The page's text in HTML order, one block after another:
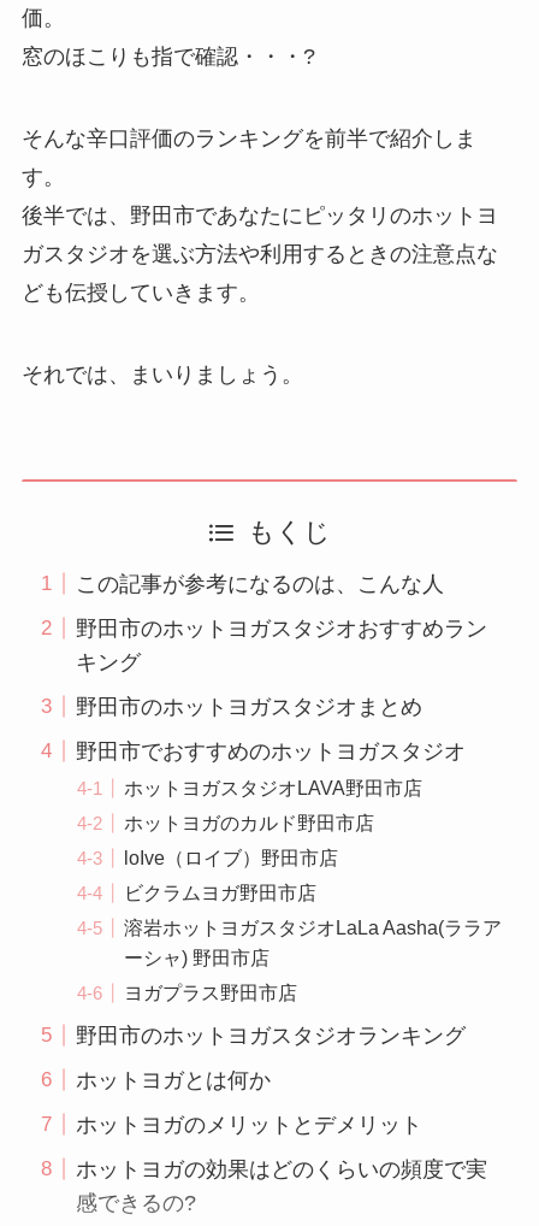
価。
窓のほこりも指で確認・・・?
そんな辛口評価のランキングを前半で紹介しま
す。
後半では、野田市であなたにピッタリのホットヨ
ガスタジオを選ぶ方法や利用するときの注意点な
ども伝授していきます。
それでは、まいりましょう。
もくじ
この記事が参考になるのは、こんな人
野田市のホットヨガスタジオおすすめラン
キング
野田市のホットヨガスタジオまとめ
野田市でおすすめのホットヨガスタジオ
ホットヨガスタジオLAVA野田市店
ホットヨガのカルド野田市店
loIve（ロイブ）野田市店
ビクラムヨガ野田市店
溶岩ホットヨガスタジオLaLa Aasha(ララア
ーシャ) 野田市店
ヨガプラス野田市店
野田市のホットヨガスタジオランキング
ホットヨガとは何か
ホットヨガのメリットとデメリット
ホットヨガの効果はどのくらいの頻度で実
感できるの?